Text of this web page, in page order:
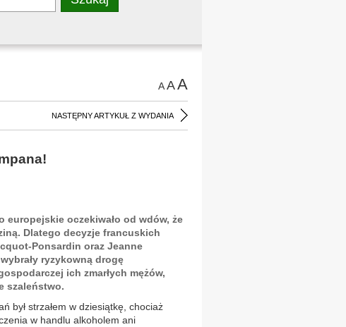
AAA
NASTĘPNY ARTYKUŁ Z WYDANIA
europejskie oczekiwało od wdów, że
Dlatego decyzje francuskich
Ponsardin oraz Jeanne
ryzykowną drogę
ich zmarłych mężów,
szaleństwo.
był strzałem w dziesiątkę, chociaż
w handlu alkoholem ani